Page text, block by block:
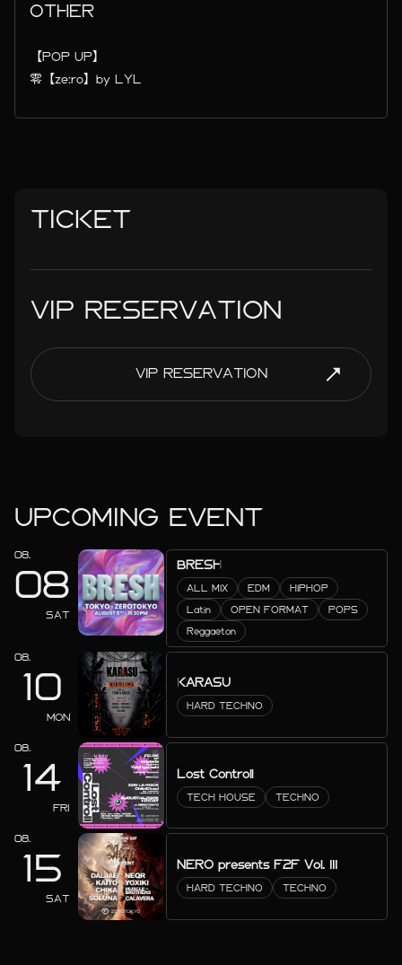
OTHER
【POP UP】
零【ze:ro】by LYL
TICKET
VIP RESERVATION
VIP RESERVATION
UPCOMING EVENT
08.
08
SAT
BRESH
ALL MIX EDM HIPHOP
Latin OPEN FORMAT POPS
Reggaeton
08.
10
MON
KARASU
HARD TECHNO
08.
14
FRI
Lost Controll
TECH HOUSE TECHNO
08.
15
SAT
NERO presents F2F Vol. III
HARD TECHNO TECHNO